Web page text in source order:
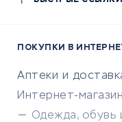
ПОКУПКИ В
Аптеки и
Интернет-
Одежда, обувь